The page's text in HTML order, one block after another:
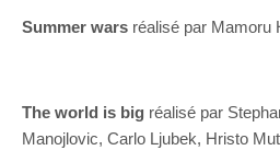
Summer wars réalisé par Mamoru
The world is big réalisé par
Manojlovic, Carlo Ljubek, Hristo